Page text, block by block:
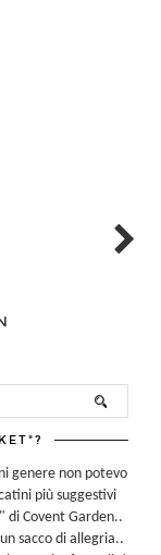
genere non potevo
più suggestivi
di Covent Garden..
sacco di allegria..